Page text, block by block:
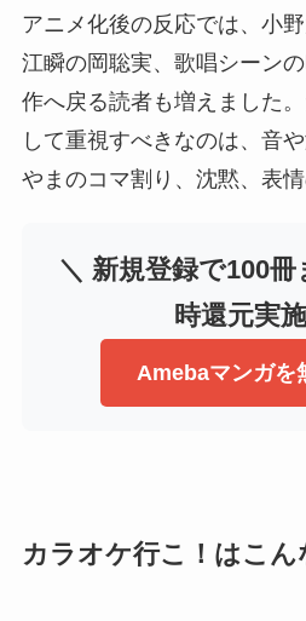
アニメ化後の反応では、小
江瞬の岡聡実、歌唱シーン
作へ戻る読者も増えました
して重視すべきなのは、音
やまのコマ割り、沈黙、表情
＼ 新規登録で100
時還元実
Amebaマンガを
カラオケ行こ！はこん